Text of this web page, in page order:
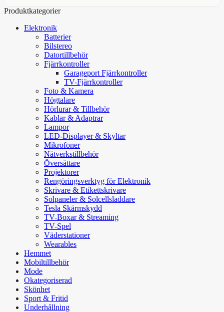
Produktkategorier
Elektronik
Batterier
Bilstereo
Datortillbehör
Fjärrkontroller
Garageport Fjärrkontroller
TV-Fjärrkontroller
Foto & Kamera
Högtalare
Hörlurar & Tillbehör
Kablar & Adaptrar
Lampor
LED-Displayer & Skyltar
Mikrofoner
Nätverkstillbehör
Översättare
Projektorer
Rengöringsverktyg för Elektronik
Skrivare & Etikettskrivare
Solpaneler & Solcellsladdare
Tesla Skärmskydd
TV-Boxar & Streaming
TV-Spel
Väderstationer
Wearables
Hemmet
Mobiltillbehör
Mode
Okategoriserad
Skönhet
Sport & Fritid
Underhållning